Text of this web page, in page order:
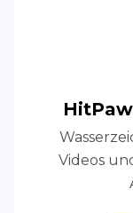
Videos